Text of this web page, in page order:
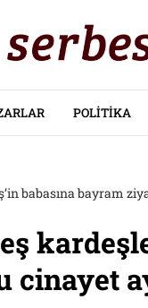
POLITIKA
babasına bayram
cinayet